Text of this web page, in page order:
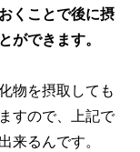
くことで後に摂
ができます。
物を摂取しても
すので、上記で
来るんです。